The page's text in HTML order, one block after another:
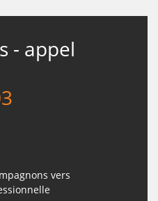
- appel
vers